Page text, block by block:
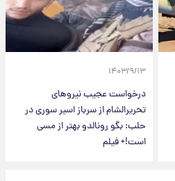
۱۴۰۳/۹/۱۳
درخواست عجیب نیروهای
تحریرالشام از سرباز اسیر سوری در
حلب: بگو رونالدو بهتر از مسی
است!+ فیلم